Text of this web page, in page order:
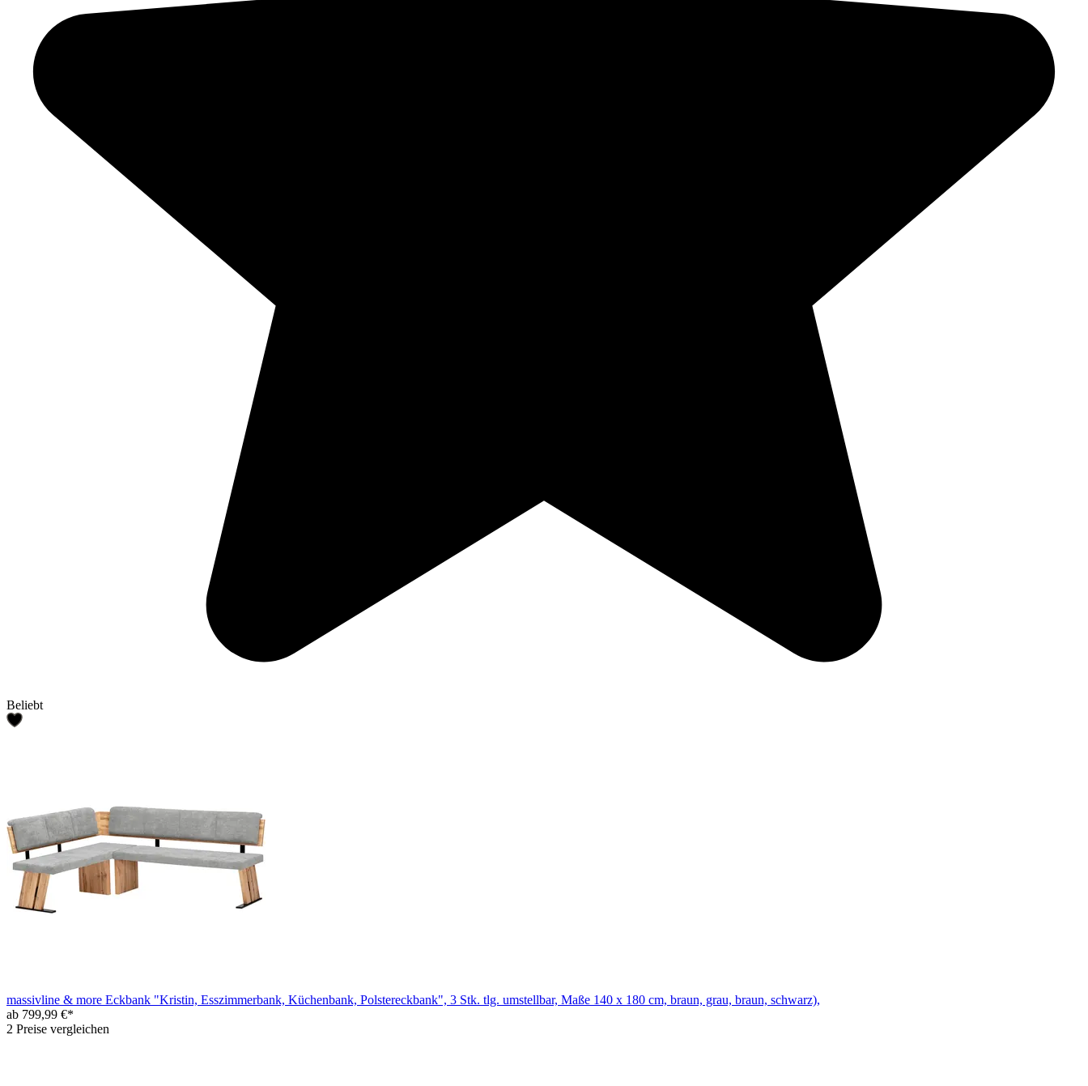
Beliebt
massivline & more Eckbank "Kristin, Esszimmerbank, Küchenbank, Polstereckbank", 3 Stk. tlg. umstellbar, Maße 140 x 180 cm, braun, grau, braun, schwarz),
ab 799,99 €*
2 Preise vergleichen